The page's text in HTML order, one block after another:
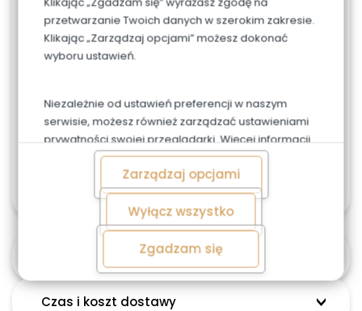
przetwarzanie Twoich danych w szerokim zakresie.
Klikając „Zarządzaj opcjami” możesz dokonać
wyboru ustawień.
Niezależnie od ustawień preferencji w naszym
serwisie, możesz również zarządzać ustawieniami
prywatności swojej przeglądarki. Więcej informacji
o przetwarzaniu danych znajdziesz wPolityce
Zarządzaj opcjami
Wyłącz wszystko
Zgadzam się
Możliwa jest zmiana koloru tortu i dekoracji (po
wcześniejszym ustaleniu).
jest jedno piętro, ale w rzeczywistości będą 2.
Napis w cenie, trzeba go wpisac w uwagach.
Możliwa jest personalizacja zamówienia.
Skontaktuj się z nami 603487707
Czas i koszt dostawy